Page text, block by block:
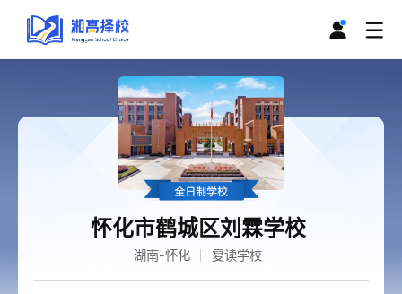
怀化市鹤城区刘霖学校
湖南-怀化 复读学校